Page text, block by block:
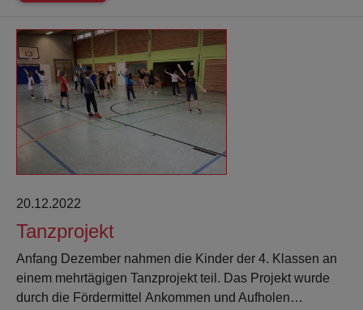
20.12.2022
Tanzprojekt
Anfang Dezember nahmen die Kinder der 4. Klassen an
einem mehrtägigen Tanzprojekt teil. Das Projekt wurde
durch die Fördermittel Ankommen und Aufholen…